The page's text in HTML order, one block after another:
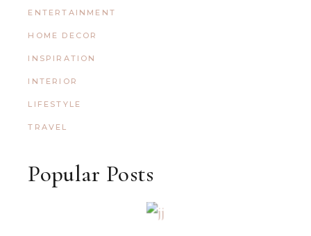
ENTERTAINMENT
HOME DECOR
INSPIRATION
INTERIOR
LIFESTYLE
TRAVEL
Popular Posts